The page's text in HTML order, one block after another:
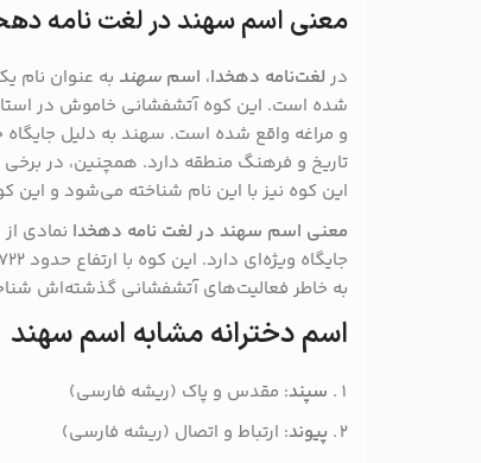
معنی اسم سهند در لغت نامه
در لغت‌نامه دهخدا، اسم سهند به عنوان نام
شده است. این کوه آتشفشانی خاموش در
و مراغه واقع شده است. سهند به دلیل
تاریخ و فرهنگ منطقه دارد. همچنین، در
این کوه نیز با این نام شناخته می‌شود و
معنی اسم سهند در لغت نامه دهخدا نمادی
به خاطر فعالیت‌های آتشفشانی گذشته‌اش
اسم دخترانه مشابه اسم سهند
سپند: مقدس و پاک (ریشه فارسی)
پیوند: ارتباط و اتصال (ریشه فارسی)